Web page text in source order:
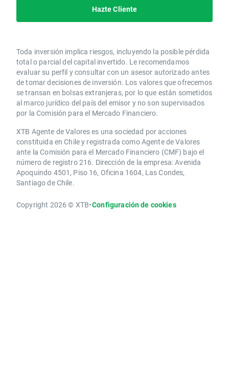
Hazte Cliente
Toda inversión implica riesgos, incluyendo la posible pérdida
total o parcial del capital invertido. Le recomendamos
evaluar su perfil y consultar con un asesor autorizado antes
de tomar decisiones de inversión. Los valores que ofrecemos
se transan en bolsas extranjeras, por lo que están sometidos
al marco jurídico del país del emisor y no son supervisados
por la Comisión para el Mercado Financiero.
XTB Agente de Valores es una sociedad por acciones
constituida en Chile y registrada como Agente de Valores
ante la Comisión para el Mercado Financiero (CMF) bajo el
número de registro 216. Dirección de la empresa: Avenida
Apoquindo 4501, Piso 16, Oficina 1604, Las Condes,
Santiago de Chile.
Copyright 2026 © XTB•Configuración de cookies